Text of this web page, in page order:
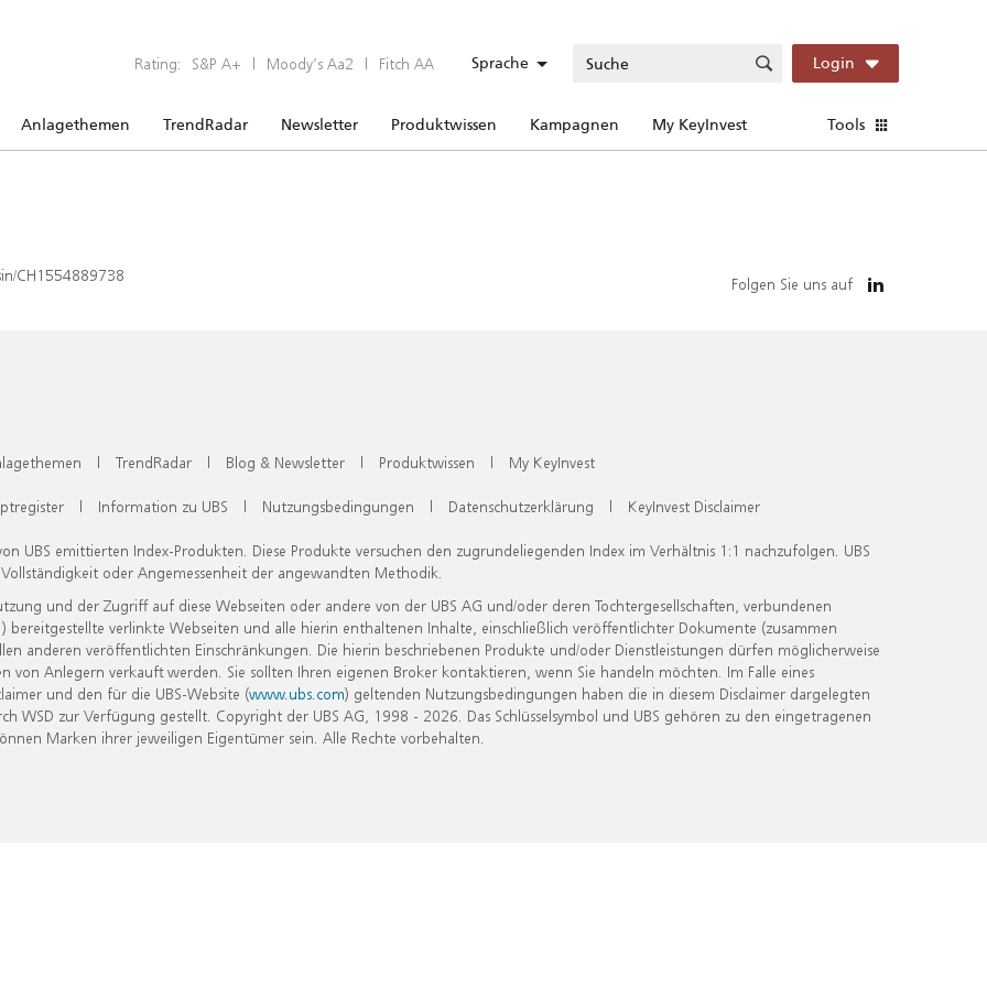
Rating: S&P A+ | Moody’s Aa2 | Fitch AA Sprache Login
Anlagethemen TrendRadar Newsletter Produktwissen Kampagnen My KeyInvest Tools
CH1554889738 Folgen Sie uns auf
| TrendRadar | Blog & Newsletter | Produktwissen | My KeyInvest
| Information zu UBS | Nutzungsbedingungen | Datenschutzerklärung | KeyInvest Disclaimer
UBS emittierten Index-Produkten. Diese Produkte versuchen den zugrundeliegenden Index im Verhältnis 1:1 nachzufolgen. UBS
oder Angemessenheit der angewandten Methodik.
und der Zugriff auf diese Webseiten oder andere von der UBS AG und/oder deren Tochtergesellschaften, verbundenen
verlinkte Webseiten und alle hierin enthaltenen Inhalte, einschließlich veröffentlichter Dokumente (zusammen
anderen veröffentlichten Einschränkungen. Die hierin beschriebenen Produkte und/oder Dienstleistungen dürfen möglicherweise
Anlegern verkauft werden. Sie sollten Ihren eigenen Broker kontaktieren, wenn Sie handeln möchten. Im Falle eines
und den für die UBS-Website (www.ubs.com) geltenden Nutzungsbedingungen haben die in diesem Disclaimer dargelegten
zur Verfügung gestellt. Copyright der UBS AG, 1998 - 2026. Das Schlüsselsymbol und UBS gehören zu den eingetragenen
Marken ihrer jeweiligen Eigentümer sein. Alle Rechte vorbehalten.